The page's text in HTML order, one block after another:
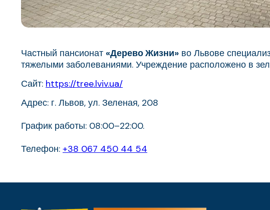
Частный пансионат «Дерево Жизни» во Львове
тяжелыми заболеваниями. Учреждение расположено в
Сайт: https://tree.lviv.ua/
Адрес: г. Львов, ул. Зеленая, 208
График работы: 08:00–22:00.
Телефон: +38 067 450 44 54